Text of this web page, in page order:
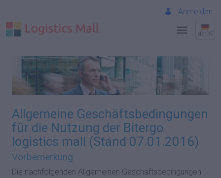
Anmelden
de-DE
Allgemeine Geschäftsbedingungen
für die Nutzung der Bitergo
logistics mall (Stand 07.01.2016)
Vorbemerkung
Die nachfolgenden Allgemeinen Geschäftsbedingungen